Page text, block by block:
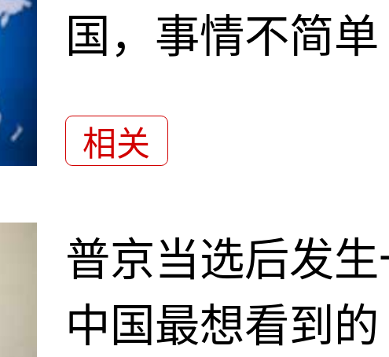
国，事情不简单
相关
普京当选后发
中国最想看到的